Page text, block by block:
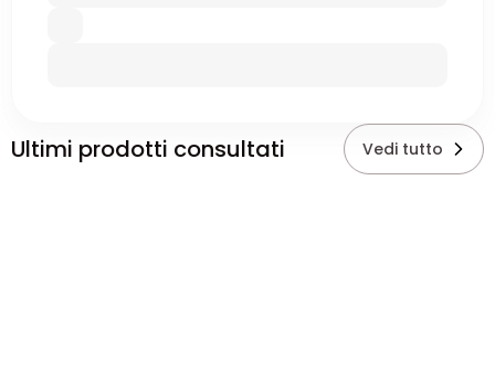
Ultimi prodotti consultati Vedi tutto